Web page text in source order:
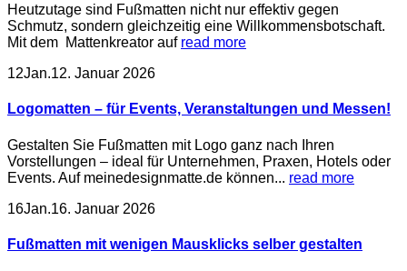
Heutzutage sind Fußmatten nicht nur effektiv gegen
Schmutz, sondern gleichzeitig eine Willkommensbotschaft.
Mit dem Mattenkreator auf read more
12Jan.12. Januar 2026
Logomatten – für Events, Veranstaltungen und Messen!
Gestalten Sie Fußmatten mit Logo ganz nach Ihren
Vorstellungen – ideal für Unternehmen, Praxen, Hotels oder
Events. Auf meinedesignmatte.de können... read more
16Jan.16. Januar 2026
Fußmatten mit wenigen Mausklicks selber gestalten